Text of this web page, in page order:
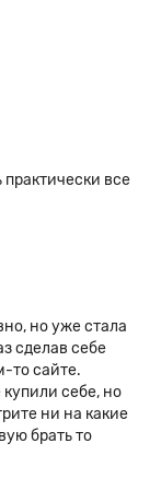
2 года - общая
все
но уже стала
сделав себе
то сайте.
себе, но
ни на какие
брать то